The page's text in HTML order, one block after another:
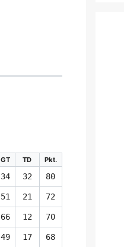
GT TD Pkt.
34 32 80
51 21 72
66 12 70
49 17 68